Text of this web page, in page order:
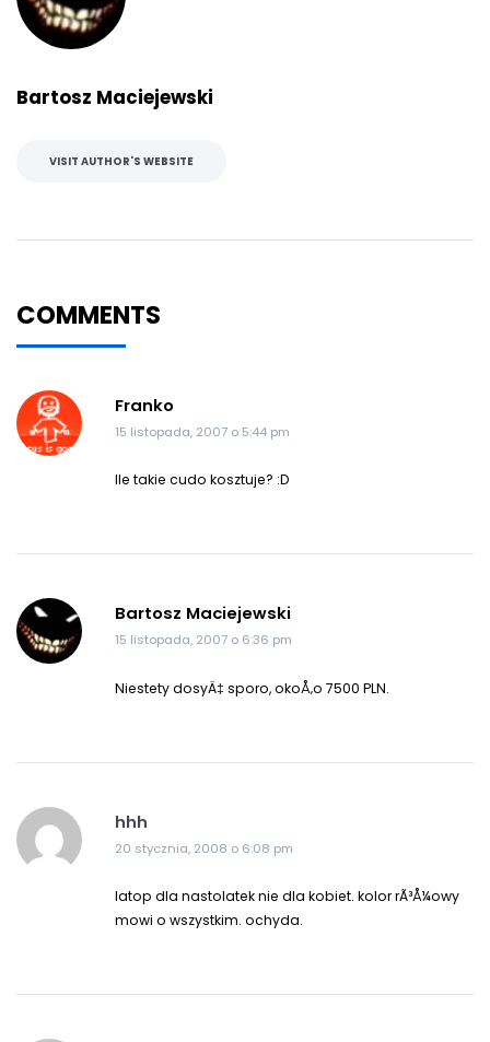
Bartosz Maciejewski
VISIT AUTHOR'S WEBSITE
COMMENTS
Franko
15 listopada, 2007 o 5:44 pm
Ile takie cudo kosztuje? :D
Bartosz Maciejewski
15 listopada, 2007 o 6:36 pm
Niestety dosyÄ‡ sporo, okoÅ‚o 7500 PLN.
hhh
20 stycznia, 2008 o 6:08 pm
latop dla nastolatek nie dla kobiet. kolor rÃ³Å¼owy
mowi o wszystkim. ochyda.